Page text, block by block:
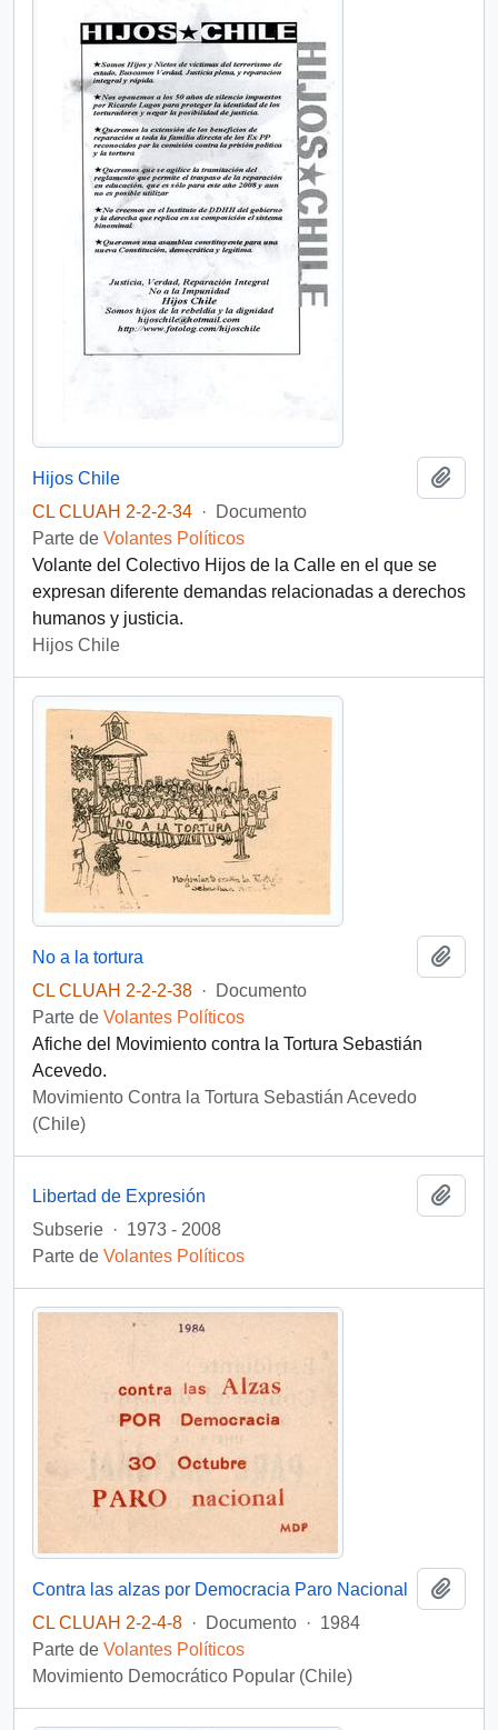
Hijos Chile
CL CLUAH 2-2-2-34 ·
Documento
Parte de Volantes Políticos
Volante del Colectivo Hijos de la Calle en el que se
expresan diferente demandas relacionadas a derechos
humanos y justicia.
Hijos Chile
No a la tortura
CL CLUAH 2-2-2-38 ·
Documento
Parte de Volantes Políticos
Afiche del Movimiento contra la Tortura Sebastián
Acevedo.
Movimiento Contra la Tortura Sebastián Acevedo
(Chile)
Libertad de Expresión
Subserie · 1973 - 2008
Parte de Volantes Políticos
Contra las alzas por Democracia Paro Nacional
CL CLUAH 2-2-4-8 · Documento · 1984
Parte de Volantes Políticos
Movimiento Democrático Popular (Chile)